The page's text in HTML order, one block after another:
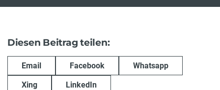
Diesen Beitrag teilen:
Email Facebook Whatsapp
Xing LinkedIn